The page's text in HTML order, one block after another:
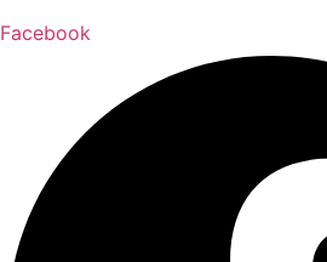
Facebook